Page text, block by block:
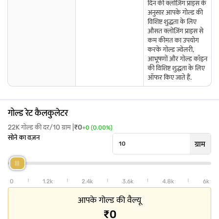
कर्नाटक में सोने का भाव
अन्य शहरों में सोने के भाव के बारे में अधिक जानें
संगरूर में गोल्ड दर
जालना में गोल्ड दर
कोरबा में गोल्ड दर
मालेगांव में गोल्ड रेट
दिन की क्लोज़िंग प्राइस के
अनुसार आपके गोल्ड की
विशिष्ट शुद्धता के लिए
औसत क्लोज़िंग प्राइस से
कम कीमत का उपयोग
करके गोल्ड ज्वेलरी,
आभूषणों और गोल्ड कॉइन
की विशिष्ट शुद्धता के लिए
ऑफर किए जाते हैं.
गोल्ड रेट कैलकुलेटर
22K गोल्ड की दर/10 ग्राम | ₹0+0 (0.00%)
सोने का वज़न
ग्राम
0 1.2k 2.4k 3.6k 4.8k 6k
आपके गोल्ड की वैल्यू
₹0